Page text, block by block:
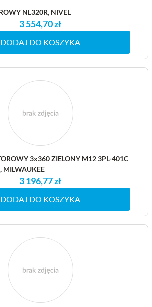
NL320R, NIVEL
3 554,70 zł
DODAJ DO KOSZYKA
3x360 ZIELONY M12 3PL-401C
MILWAUKEE
3 196,77 zł
DODAJ DO KOSZYKA